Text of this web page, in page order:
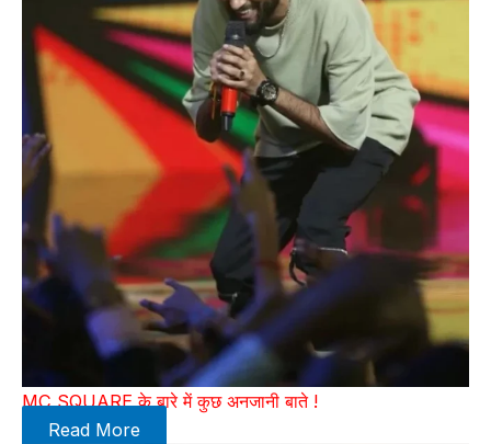
MC SQUARE के बारे में कुछ अनजानी बाते !
Read More